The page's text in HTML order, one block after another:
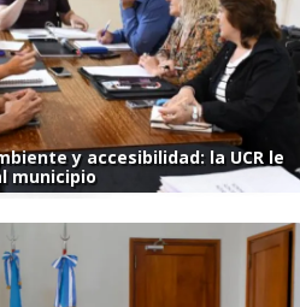
y accesibilidad: la UCR le
municipio